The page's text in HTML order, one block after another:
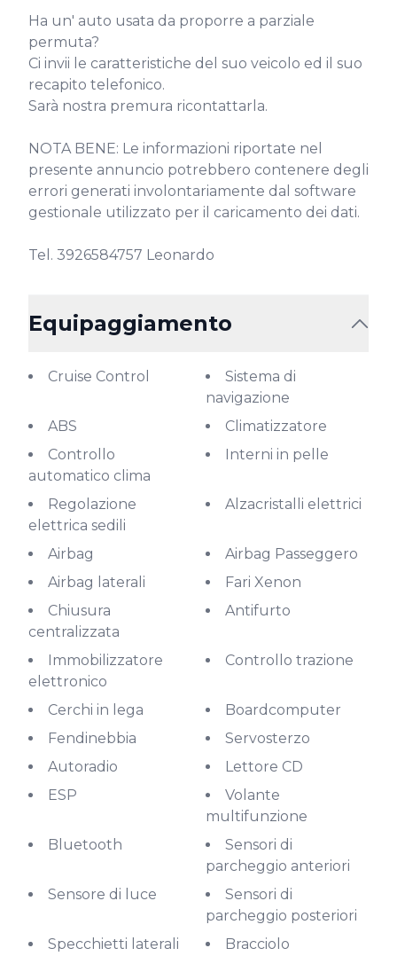
Ha un' auto usata da proporre a parziale
permuta?
Ci invii le caratteristiche del suo veicolo ed il suo
recapito telefonico.
Sarà nostra premura ricontattarla.
NOTA BENE: Le informazioni riportate nel
presente annuncio potrebbero contenere degli
errori generati involontariamente dal software
gestionale utilizzato per il caricamento dei dati.
Tel. 3926584757 Leonardo
Equipaggiamento
Cruise Control
Sistema di
navigazione
ABS
Climatizzatore
Controllo
automatico clima
Interni in pelle
Regolazione
elettrica sedili
Alzacristalli elettrici
Airbag
Airbag Passeggero
Airbag laterali
Fari Xenon
Chiusura
centralizzata
Antifurto
Immobilizzatore
elettronico
Controllo trazione
Cerchi in lega
Boardcomputer
Fendinebbia
Servosterzo
Autoradio
Lettore CD
ESP
Volante
multifunzione
Bluetooth
Sensori di
parcheggio anteriori
Sensore di luce
Sensori di
parcheggio posteriori
Specchietti laterali
Bracciolo